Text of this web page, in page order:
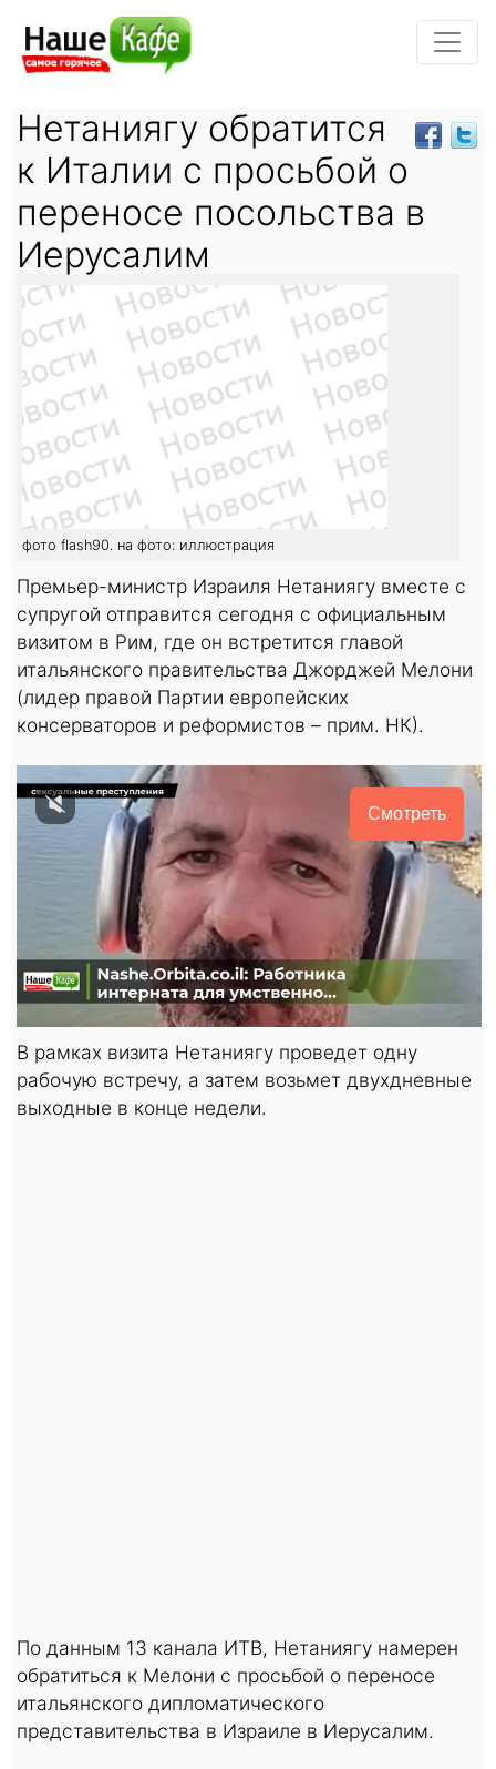
Нетаниягу обратится
к Италии с просьбой о
переносе посольства в
Иерусалим
фото flash90. на фото: иллюстрация
Премьер-министр Израиля Нетаниягу вместе с
супругой отправится сегодня с официальным
визитом в Рим, где он встретится главой
итальянского правительства Джорджей Мелони
(лидер правой Партии европейских
консерваторов и реформистов – прим. НК).
Смотреть
В рамках визита Нетаниягу проведет одну
рабочую встречу, а затем возьмет двухдневные
выходные в конце недели.
По данным 13 канала ИТВ, Нетаниягу намерен
обратиться к Мелони с просьбой о переносе
итальянского дипломатического
представительства в Израиле в Иерусалим.